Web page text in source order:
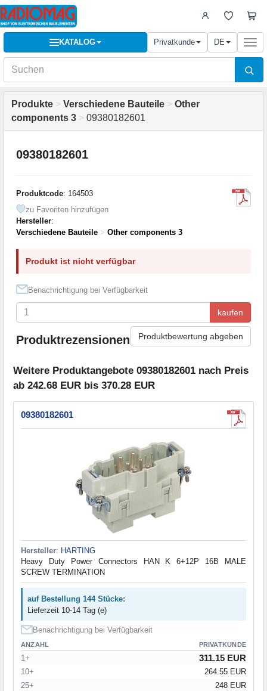
KATALOG Privatkunde DE
Produkte > Verschiedene Bauteile > Other
components 3 > 09380182601
09380182601
Produktcode: 164503
zu Favoriten hinzufügen
Hersteller:
Verschiedene Bauteile > Other components 3
Produkt ist nicht verfügbar
Benachrichtigung bei Verfügbarkeit
kaufen
Produktrezensionen Produktbewertung abgeben
Weitere Produktangebote 09380182601 nach Preis
ab 242.68 EUR bis 370.28 EUR
09380182601
Hersteller: HARTING
Heavy Duty Power Connectors HAN K 6+12P 16B MALE
SCREW TERMINATION
auf Bestellung 144 Stücke:
Lieferzeit 10-14 Tag (e)
Benachrichtigung bei Verfügbarkeit
ANZAHL PRIVATKUNDE
1+ 311.15 EUR
10+
264.55 EUR
25+
248 EUR